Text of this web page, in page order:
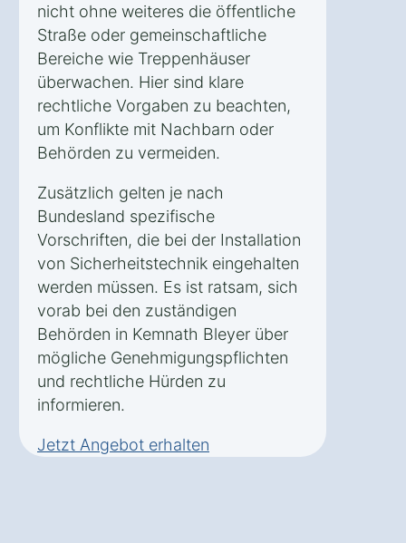
nicht ohne weiteres die öffentliche
Straße oder gemeinschaftliche
Bereiche wie Treppenhäuser
überwachen. Hier sind klare
rechtliche Vorgaben zu beachten,
um Konflikte mit Nachbarn oder
Behörden zu vermeiden.
Zusätzlich gelten je nach
Bundesland spezifische
Vorschriften, die bei der Installation
von Sicherheitstechnik eingehalten
werden müssen. Es ist ratsam, sich
vorab bei den zuständigen
Behörden in Kemnath Bleyer über
mögliche Genehmigungspflichten
und rechtliche Hürden zu
informieren.
Jetzt Angebot erhalten